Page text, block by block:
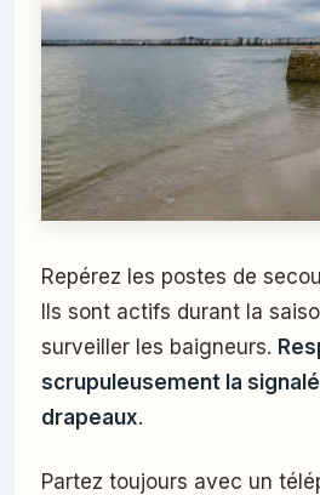
Repérez les postes de
Ils sont actifs durant la
surveiller les baigneurs.
scrupuleusement la
drapeaux.
Partez toujours avec un